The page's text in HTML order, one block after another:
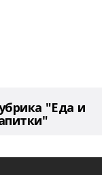
"Еда и